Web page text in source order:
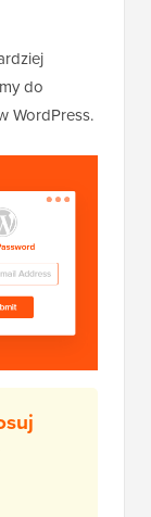
do
WordPress.